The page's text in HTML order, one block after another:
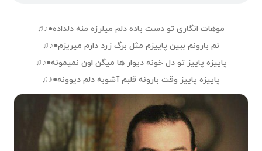
موهات انگاری تو دست باده دلم میلرزه منه دلداده●♪♫
نم بارونم ببین پاییزم مثل برگ زرد دارم میریزم●♪♫
پاییزه پاییز تو دل خونه دیوار ها میگن اون نمیمونه●♪♫
پاییزه پاییز وقت بارونه قلبم آشوبه دلم دیوونه●♪♫